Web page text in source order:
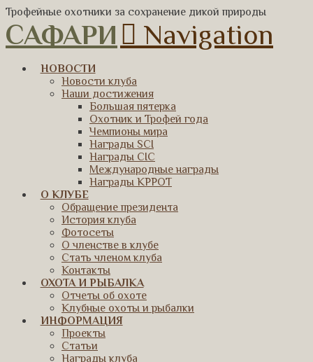
Трофейные охотники за сохранение дикой природы
САФАРИ Navigation
НОВОСТИ
Новости клуба
Наши достижения
Большая пятерка
Охотник и Трофей года
Чемпионы мира
Награды SCI
Награды CIC
Международные награды
Награды КРРОТ
О КЛУБЕ
Обращение президента
История клуба
Фотосеты
О членстве в клубе
Стать членом клуба
Контакты
ОХОТА И РЫБАЛКА
Отчеты об охоте
Клубные охоты и рыбалки
ИНФОРМАЦИЯ
Проекты
Статьи
Награды клуба